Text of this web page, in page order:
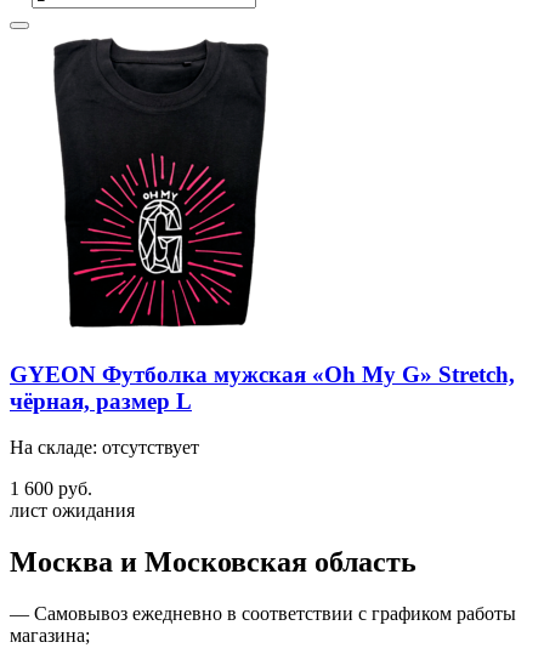
GYEON Футболка мужская «Oh My G» Stretch,
чёрная, размер L
На складе: отсутствует
1 600 руб.
лист ожидания
Москва и Московская область
— Самовывоз ежедневно в соответствии с графиком работы
магазина;